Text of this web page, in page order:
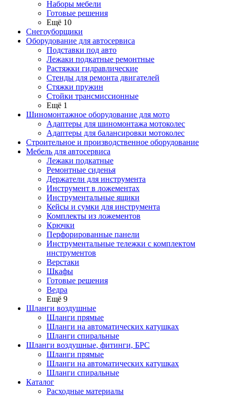
Наборы мебели
Готовые решения
Ещё 10
Снегоуборщики
Оборудование для автосервиса
Подставки под авто
Лежаки подкатные ремонтные
Растяжки гидравлические
Стенды для ремонта двигателей
Стяжки пружин
Стойки трансмиссионные
Ещё 1
Шиномонтажное оборудование для мото
Адаптеры для шиномонтажа мотоколес
Адаптеры для балансировки мотоколес
Строительное и производственное оборудование
Мебель для автосервиса
Лежаки подкатные
Ремонтные сиденья
Держатели для инструмента
Инструмент в ложементах
Инструментальные ящики
Кейсы и сумки для инструмента
Комплекты из ложементов
Крючки
Перфорированные панели
Инструментальные тележки с комплектом
инструментов
Верстаки
Шкафы
Готовые решения
Ведра
Ещё 9
Шланги воздушные
Шланги прямые
Шланги на автоматических катушках
Шланги спиральные
Шланги воздушные, фитинги, БРС
Шланги прямые
Шланги на автоматических катушках
Шланги спиральные
Каталог
Расходные материалы